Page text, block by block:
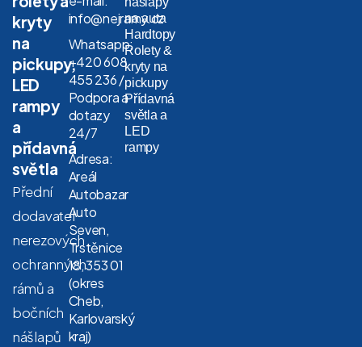
kryty
na
pickupy,
LED
rampy
a
přídavná
světla
Přední
dodavatel
nerezových
ochranných
rámů a
bočních
nášlapů
info@nejramy.cz
Whatsapp:
+420 608
455 236 /
Podpora a
dotazy
24/7
Adresa:
Areál
Autobazar
Auto
Seven,
Trstěnice
18, 353 01
(okres
Cheb,
Karlovarský
kraj)
na auta
Hardtopy
Rolety &
kryty na
pickupy
Přídavná
světla a
LED
rampy